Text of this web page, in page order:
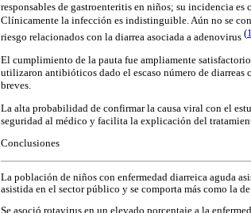
responsables de gastroenteritis en niños; su incidencia
Clínicamente la infección es indistinguible. Aún no se
riesgo relacionados con la diarrea asociada a adenovirus (
El cumplimiento de la pauta fue ampliamente
utilizaron antibióticos dado el escaso número de
breves.
La alta probabilidad de confirmar la causa viral con el
seguridad al médico y facilita la explicación del
Conclusiones
La población de niños con enfermedad diarreica aguda
asistida en el sector público y se comporta más como la